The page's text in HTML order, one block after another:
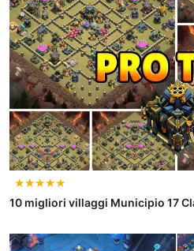
★★★★★
10 migliori villaggi Municipio 17